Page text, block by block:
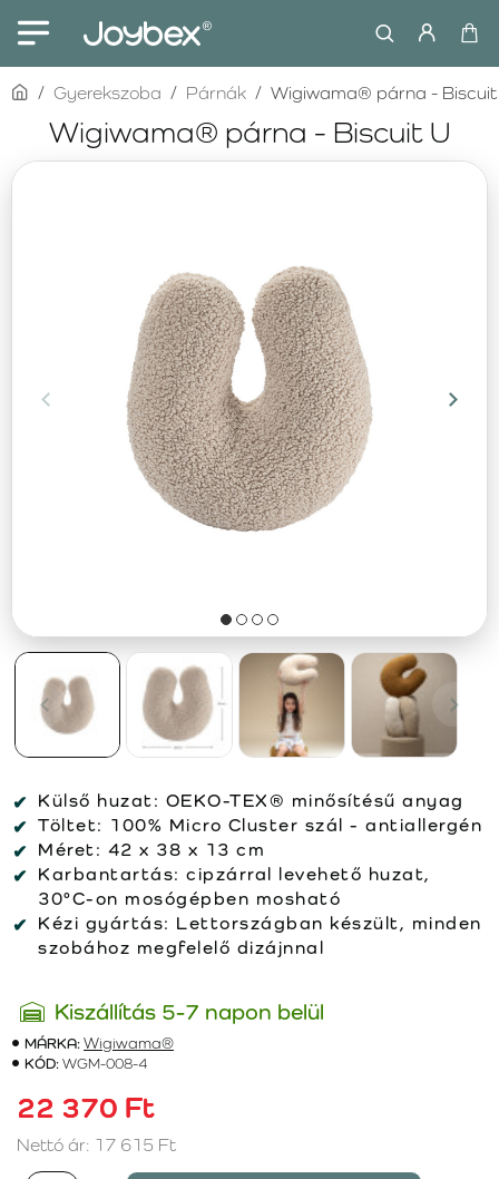
Wigiwama® párna - Biscuit U
homeGyerekszoba Párnák Wigiwama® párna - Biscuit
Külső huzat: OEKO-TEX® minősítésű anyag
Töltet: 100% Micro Cluster szál - antiallergén
Méret: 42 x 38 x 13 cm
Karbantartás: cipzárral levehető huzat,
30°C-on mosógépben mosható
Kézi gyártás: Lettországban készült, minden
szobához megfelelő dizájnnal
Kiszállítás 5-7 napon belül
MÁRKA:Wigiwama®
KÓD:WGM-008-4
22 370 Ft
Nettó ár: 17 615 Ft